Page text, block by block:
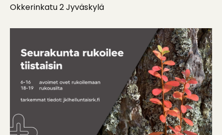
Okkerinkatu 2 Jyväskylä